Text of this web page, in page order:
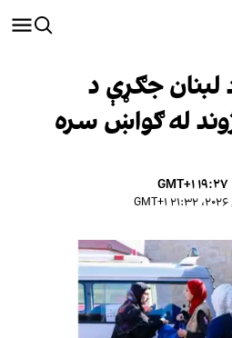
لبنان جګړې د
له ګواښ سره